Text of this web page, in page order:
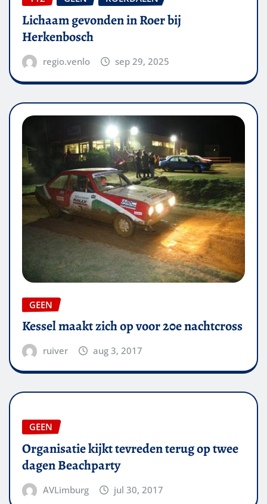
Lichaam gevonden in Roer bij
Herkenbosch
regio.venlo sep 29, 2025
GEEN
Kessel maakt zich op voor 20e nachtcross
ruiver aug 3, 2017
GEEN
Organisatie kijkt tevreden terug op twee
dagen Beachparty
AVLimburg jul 30, 2017